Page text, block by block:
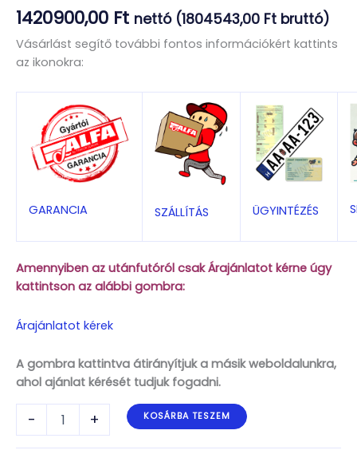
1420900,00 Ft nettó (1804543,00 Ft bruttó)
Vásárlást segítő további fontos információkért kattints
az ikonokra:
GARANCIA SZÁLLÍTÁS ÜGYINTÉZÉS
Amennyiben az utánfutóról csak Árajánlatot kérne úgy
kattintson az alábbi gombra:
Árajánlatot kérek
A gombra kattintva átirányítjuk a másik weboldalunkra,
ahol ajánlat kérését tudjuk fogadni.
- + KOSÁRBA TESZEM